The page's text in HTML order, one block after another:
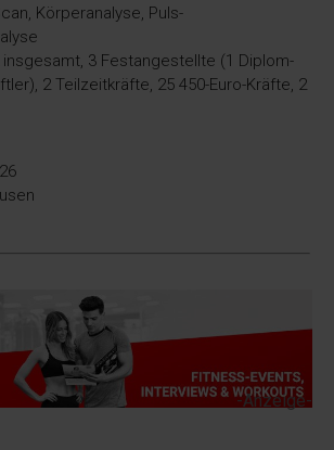
Körperanalyse, Puls-
3 Festangestellte (1 Diplom-
2 Teilzeitkräfte, 25 450-Euro-Kräfte, 2
-Anzeige-